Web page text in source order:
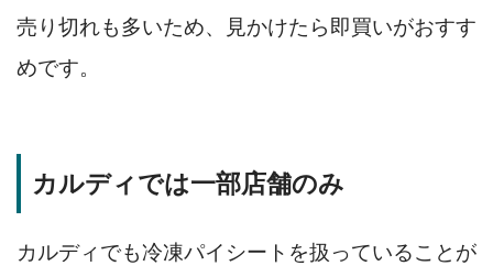
売り切れも多いため、見かけたら即買いがおすす
めです。
カルディでは一部店舗のみ
カルディでも冷凍パイシートを扱っていることが